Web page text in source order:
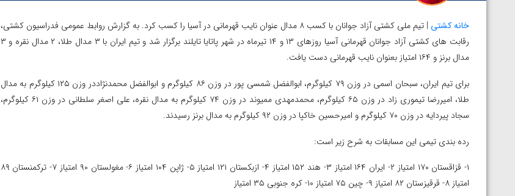
خانه کشتی
| تیم ملی کشتی آزاد جوانان با کسب ۸ مدال عنوان نایب قهرمانی در آسیا را کسب کرد. به گزارش روابط عمومی فدراسیون کشتی،
رقابت های کشتی آزاد جوانان قهرمانی آسیا روزهای ۱۳ و ۱۴ تیرماه در شهر پاتایا تایلند برگزار شد و تیم ایران با ۳ مدال طلا، ۲ مدال نقره و ۳
مدال برنز و ۱۶۴ امتیاز بعنوان نایب قهرمانی دست یافت.
برای تیم ایران، سبحان اسمی در وزن ۷۹ کیلوگرم، ابوالفضل شمسی پور در وزن ۸۶ کیلوگرم و ابوالفضل محمدنژاددر وزن ۱۲۵ کیلوگرم به مدال
طلا، امیررضا تیموری زاد در وزن ۶۵ کیلوگرم، محمدمهدی ممیوند در وزن ۷۴ کیلوگرم به مدال نقره، علی اصغر سلطانی در وزن ۶۱ کیلوگرم،
سجاد پیردایه در وزن ۷۰ کیلوگرم و امیرحسین خاکپا در وزن ۹۲ کیلوگرم به مدال برنز رسیدند.
رده بندی تیمی این مسابقات به شرح زیر است:
۱- قزاقستان ۱۷۰ امتیاز ۲- ایران ۱۶۴ امتیاز ۳- هند ۱۵۲ امتیاز ۴- ازبکستان ۱۲۱ امتیاز ۵- ژاپن ۱۰۴ امتیاز ۶- مغولستان ۹۰ امتیاز ۷- ترکمنستان ۸۹
امتیاز ۸- قرقیزستان ۸۲ امتیاز ۹- چین ۷۵ امتیاز ۱۰- کره جنوبی ۳۵ امتیاز